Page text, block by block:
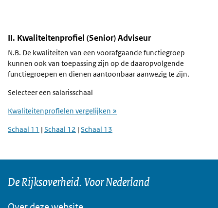
II. Kwaliteitenprofiel (Senior) Adviseur
N.B. De kwaliteiten van een voorafgaande functiegroep
kunnen ook van toepassing zijn op de daaropvolgende
functiegroepen en dienen aantoonbaar aanwezig te zijn.
Selecteer een salarisschaal
Kwaliteitenprofielen vergelijken »
Schaal 11 | Schaal 12 | Schaal 13
De Rijksoverheid. Voor Nederland